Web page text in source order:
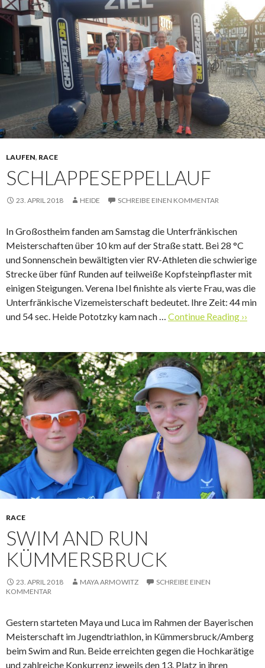
LAUFEN, RACE
SCHLAPPESEPPELLAUF
23. APRIL 2018 HEIDE SCHREIBE EINEN KOMMENTAR
In Großostheim fanden am Samstag die Unterfränkischen
Meisterschaften über 10 km auf der Straße statt. Bei 28 °C
und Sonnenschein bewältigten vier RV-Athleten die schwierige
Strecke über fünf Runden auf teilweiße Kopfsteinpflaster mit
einigen Steigungen. Verena Ibel finishte als vierte Frau, was die
Unterfränkische Vizemeisterschaft bedeutet. Ihre Zeit: 44 min
und 54 sec. Heide Pototzky kam nach … Continue Reading ››
RACE
SWIM AND RUN
KÜMMERSBRUCK
23. APRIL 2018 MAYA ARMOWITZ
SCHREIBE EINEN
KOMMENTAR
Gestern starteten Maya und Luca im Rahmen der Bayerischen
Meisterschaft im Jugendtriathlon, in Kümmersbruck/Amberg
beim Swim and Run. Beide erreichten gegen die Hochkarätige
und zahlreiche Konkurrenz jeweils den 13. Platz in ihren